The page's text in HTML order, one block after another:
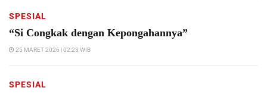
SPESIAL
“Si Congkak dengan Kepongahannya”
25 MARET 2026 | 02:23 WIB
SPESIAL